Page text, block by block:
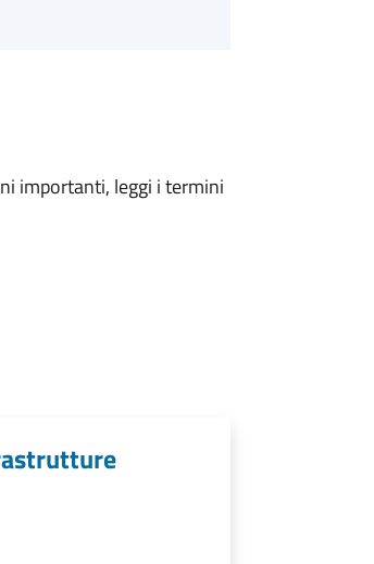
importanti, leggi i termini